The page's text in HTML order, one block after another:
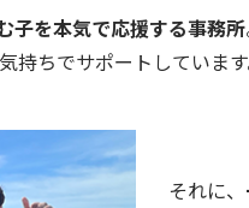
子を本気で応援する事務所
持ちでサポートしています
それに、